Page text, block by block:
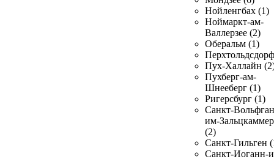
Нойленгбах (1)
Ноймаркт-ам-
Валлерзее (2)
Оберальм (1)
Пух-Халлайн
Пухберг-ам-
Шнееберг (1)
Ригерсбург (1)
Санкт-
им-
(2)
Санкт-Гильген
Санкт-Иоганн-